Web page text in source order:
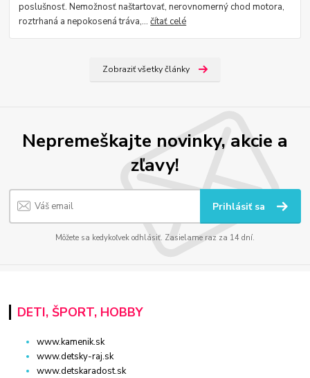
poslušnosť. Nemožnosť naštartovať, nerovnomerný chod motora,
roztrhaná a nepokosená tráva,...čítať celé
Zobraziť všetky články
Nepremeškajte novinky, akcie a
zľavy!
Prihlásiť sa
Môžete sa kedykoľvek odhlásiť. Zasielame raz za 14 dní.
DETI, ŠPORT, HOBBY
www.kamenik.sk
www.detsky-raj.sk
www.detskaradost.sk